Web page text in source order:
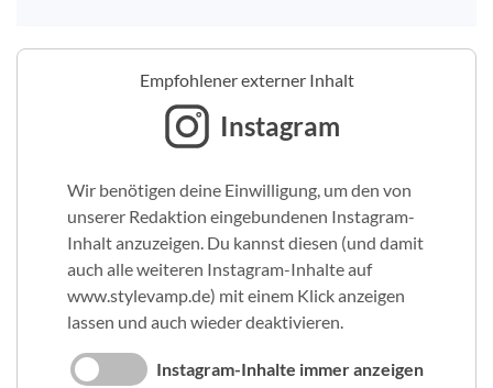
Empfohlener externer Inhalt
Instagram
Wir benötigen deine Einwilligung, um den von
unserer Redaktion eingebundenen Instagram-
Inhalt anzuzeigen. Du kannst diesen (und damit
auch alle weiteren Instagram-Inhalte auf
www.stylevamp.de) mit einem Klick anzeigen
lassen und auch wieder deaktivieren.
Instagram-Inhalte immer anzeigen